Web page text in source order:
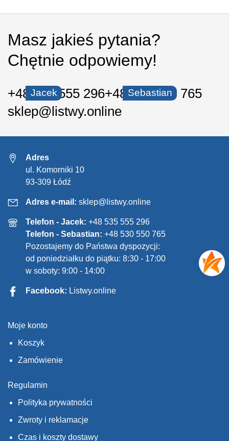
Masz jakieś pytania?
Chętnie odpowiemy!
Jacek
+48 535 555 296 Sebastian
+48 530 550 765
sklep@listwy.online
Adres
ul. Komorniki 10
93-309 Łódź
Adres e-mail: sklep@listwy.online
Telefon - Jacek: +48 535 555 296
Telefon - Sebastian: +48 530 550 765
Pozostajemy do Państwa dyspozycji:
od poniedziałku do piątku: 8:30 - 17:00
w soboty: 9:00 - 14:00
Facebook: Listwy.online
Moje konto
Koszyk
Zamówienie
Regulamin
Polityka prywatności
Zwroty i reklamacje
Czas i koszty dostawy